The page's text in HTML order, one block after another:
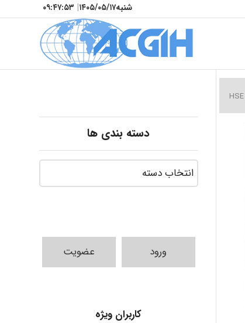
شنبه۱۴۰۵/۰۵/۱۷| ۰۹:۴۷:۵۵
دسته بندی ها
ورود عضویت
کاربران ویژه
fahimeh sheibani